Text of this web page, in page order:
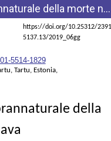
Marzanna: immagine soprannaturale della morte nella fraseologia slava